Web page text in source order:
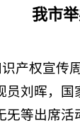
我市
产权宣传
刘晖，
旡等出席